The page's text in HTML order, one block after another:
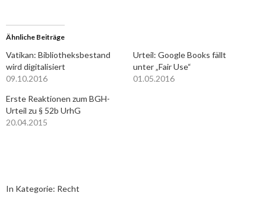
Ähnliche Beiträge
Vatikan: Bibliotheksbestand
wird digitalisiert
09.10.2016
Urteil: Google Books fällt
unter „Fair Use“
01.05.2016
Erste Reaktionen zum BGH-
Urteil zu § 52b UrhG
20.04.2015
In Kategorie: Recht